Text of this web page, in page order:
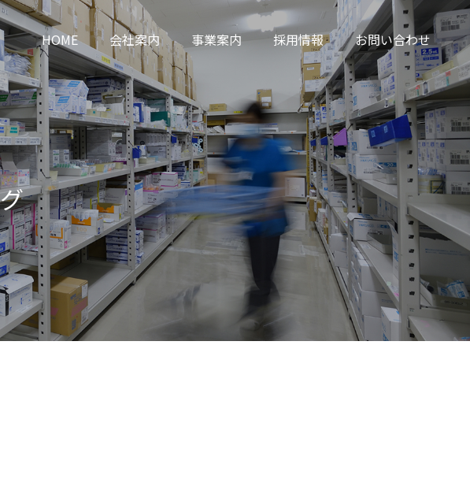
HOME 会社案内 事業案内 採用情報 お問い合わせ